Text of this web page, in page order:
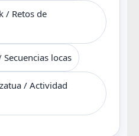
/ Retos de
locas
/ Actividad